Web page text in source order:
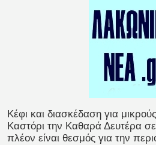
Κέφι και διασκέδαση για
Καστόρι την Καθαρά Δευτέρα
πλέον είναι θεσμός για την